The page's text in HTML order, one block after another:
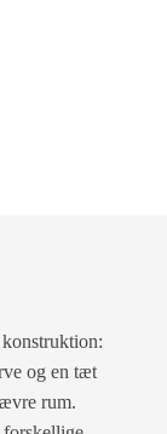
og en tæt
rum.